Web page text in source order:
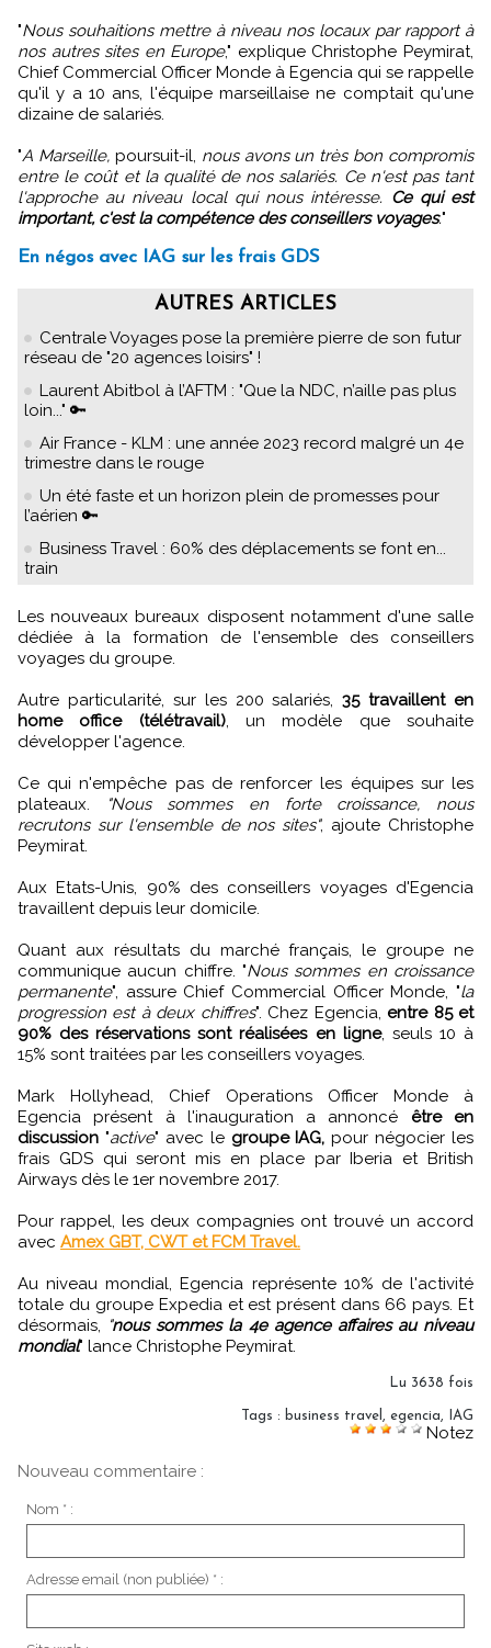
"Nous souhaitions mettre à niveau nos locaux par rapport à
nos autres sites en Europe," explique Christophe Peymirat,
Chief Commercial Officer Monde à Egencia qui se rappelle
qu'il y a 10 ans, l'équipe marseillaise ne comptait qu'une
dizaine de salariés.
"A Marseille,poursuit-il, nous avons un très bon compromis
entre le coût et la qualité de nos salariés. Ce n'est pas tant
l'approche au niveau local qui nous intéresse. Ce qui est
important, c'est la compétence des conseillers voyages."
En négos avec IAG sur les frais GDS
AUTRES ARTICLES
Centrale Voyages pose la première pierre de son futur
réseau de "20 agences loisirs" !
Laurent Abitbol à l’AFTM : "Que la NDC, n’aille pas plus
loin..." 🔑
Air France - KLM : une année 2023 record malgré un 4e
trimestre dans le rouge
Un été faste et un horizon plein de promesses pour
l’aérien 🔑
Business Travel : 60% des déplacements se font en...
train
Les nouveaux bureaux disposent notamment d'une salle
dédiée à la formation de l'ensemble des conseillers
voyages du groupe.
Autre particularité, sur les 200 salariés,35 travaillent en
home office (télétravail), un modèle que souhaite
développer l'agence.
Ce qui n'empêche pas de renforcer les équipes sur les
plateaux.
"Nous sommes en forte croissance, nous
recrutons sur l'ensemble de nos sites", ajoute Christophe
Peymirat.
Aux Etats-Unis, 90% des conseillers voyages d'Egencia
travaillent depuis leur domicile.
Quant aux résultats du marché français, le groupe ne
communique aucun chiffre. "Nous sommes en croissance
permanente", assure Chief Commercial Officer Monde, "la
progression est à deux chiffres". Chez Egencia, entre 85 et
90% des réservations sont réalisées en ligne, seuls 10 à
15% sont traitées par les conseillers voyages.
Mark Hollyhead, Chief Operations Officer Monde à
Egencia présent à l'inauguration a annoncé être en
discussion "active" avec le groupe IAG, pour négocier les
frais GDS qui seront mis en place par Iberia et British
Airways dès le 1er novembre 2017.
Pour rappel, les deux compagnies ont trouvé un accord
avec Amex GBT, CWT et FCM Travel.
Au niveau mondial, Egencia représente 10% de l'activité
totale du groupe Expedia et est présent dans 66 pays. Et
désormais,
"nous sommes la 4e agence affaires au niveau
mondial" lance Christophe Peymirat.
Lu 3638 fois
Tags : business travel egencia IAG
Notez
Nouveau commentaire :
Nom * :
Adresse email (non publiée) * :